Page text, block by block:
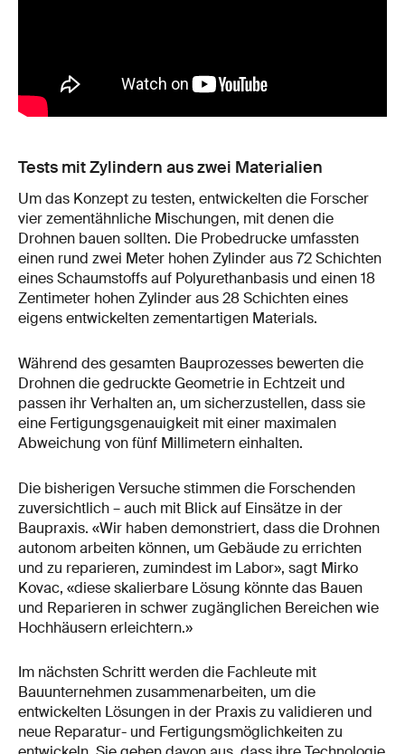
Tests mit Zylindern aus zwei Materialien
Um das Konzept zu testen, entwickelten die Forscher
vier zementähnliche Mischungen, mit denen die
Drohnen bauen sollten. Die Probedrucke umfassten
einen rund zwei Meter hohen Zylinder aus 72 Schichten
eines Schaumstoffs auf Polyurethanbasis und einen 18
Zentimeter hohen Zylinder aus 28 Schichten eines
eigens entwickelten zementartigen Materials.
Während des gesamten Bauprozesses bewerten die
Drohnen die gedruckte Geometrie in Echtzeit und
passen ihr Verhalten an, um sicherzustellen, dass sie
eine Fertigungsgenauigkeit mit einer maximalen
Abweichung von fünf Millimetern einhalten.
Die bisherigen Versuche stimmen die Forschenden
zuversichtlich – auch mit Blick auf Einsätze in der
Baupraxis. «Wir haben demonstriert, dass die Drohnen
autonom arbeiten können, um Gebäude zu errichten
und zu reparieren, zumindest im Labor», sagt Mirko
Kovac, «diese skalierbare Lösung könnte das Bauen
und Reparieren in schwer zugänglichen Bereichen wie
Hochhäusern erleichtern.»
Im nächsten Schritt werden die Fachleute mit
Bauunternehmen zusammenarbeiten, um die
entwickelten Lösungen in der Praxis zu validieren und
neue Reparatur- und Fertigungsmöglichkeiten zu